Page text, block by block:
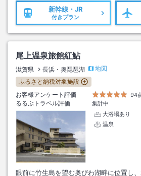
新幹線・JR
付きプラン
尾上温泉旅館紅鮎
滋賀県 長浜・奥琵琶湖
地図
ふるさと納税対象施設
お客様アンケート評価
94
るるぶトラベル評価
集計中
大浴場あり
温泉
眼前に竹生島を望む奥びわ湖畔に位置し